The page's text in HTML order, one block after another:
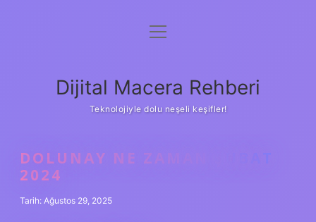
Anasayfa
Yasal Uyarı
menüyü
Dijital Macera Rehberi
Teknolojiyle dolu neşeli keşifler!
DOLUNAY NE ZAMAN ŞUBAT
2024
Tarih: Ağustos 29, 2025